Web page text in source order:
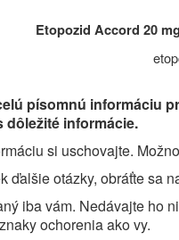
Etopozid Accord 20
písomnú informáciu
dôležité informácie.
si uschovajte.
ďalšie otázky, obráťte sa
iba vám. Nedávajte ho
ochorenia ako vy.